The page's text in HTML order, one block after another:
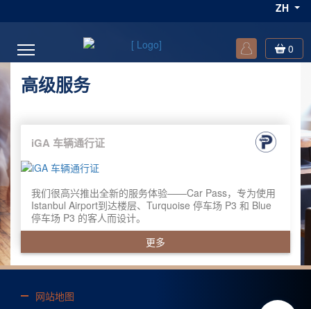
ZH
0
高级服务
iGA 车辆通行证
我们很高兴推出全新的服务体验——Car Pass，专为使用
Istanbul Airport到达楼层、Turquoise 停车场 P3 和 Blue
停车场 P3 的客人而设计。
更多
网站地图